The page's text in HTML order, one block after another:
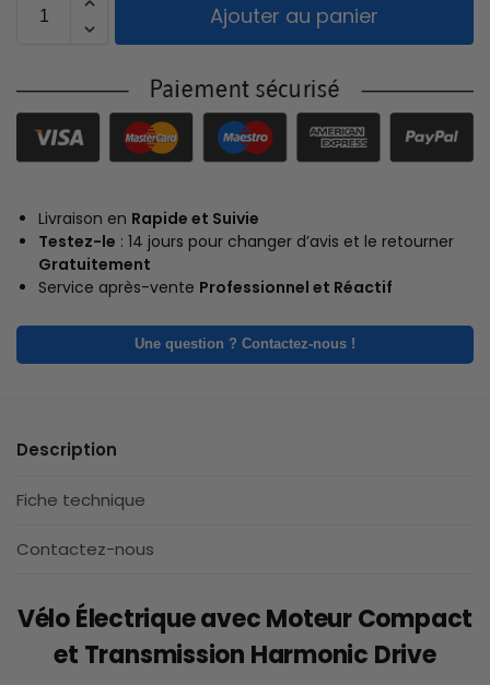
Ajouter au panier
Livraison en Rapide et Suivie
Testez-le : 14 jours pour changer d’avis et le retourner
Gratuitement
Service après-vente Professionnel et Réactif
Une question ? Contactez-nous !
Description
Fiche technique
Contactez-nous
Vélo Électrique avec Moteur Compact
et Transmission Harmonic Drive